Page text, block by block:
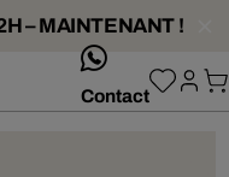
– MAINTENANT !
Contact